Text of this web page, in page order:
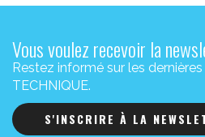
Vous voulez recevoir la
Restez informé sur les
TECHNIQUE.
S'INSCRIRE À LA